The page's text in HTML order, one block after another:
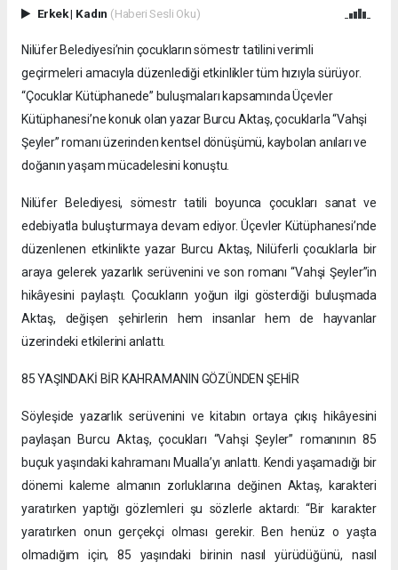
Erkek| Kadın (Haberi Sesli Oku)
Nilüfer Belediyesi’nin çocukların sömestr tatilini verimli
geçirmeleri amacıyla düzenlediği etkinlikler tüm hızıyla sürüyor.
“Çocuklar Kütüphanede” buluşmaları kapsamında Üçevler
Kütüphanesi’ne konuk olan yazar Burcu Aktaş, çocuklarla “Vahşi
Şeyler” romanı üzerinden kentsel dönüşümü, kaybolan anıları ve
doğanın yaşam mücadelesini konuştu.
Nilüfer Belediyesi, sömestr tatili boyunca çocukları sanat ve
edebiyatla buluşturmaya devam ediyor. Üçevler Kütüphanesi’nde
düzenlenen etkinlikte yazar Burcu Aktaş, Nilüferli çocuklarla bir
araya gelerek yazarlık serüvenini ve son romanı “Vahşi Şeyler”in
hikâyesini paylaştı. Çocukların yoğun ilgi gösterdiği buluşmada
Aktaş, değişen şehirlerin hem insanlar hem de hayvanlar
üzerindeki etkilerini anlattı.
85 YAŞINDAKİ BİR KAHRAMANIN GÖZÜNDEN ŞEHİR
Söyleşide yazarlık serüvenini ve kitabın ortaya çıkış hikâyesini
paylaşan Burcu Aktaş, çocukları “Vahşi Şeyler” romanının 85
buçuk yaşındaki kahramanı Mualla’yı anlattı. Kendi yaşamadığı bir
dönemi kaleme almanın zorluklarına değinen Aktaş, karakteri
yaratırken yaptığı gözlemleri şu sözlerle aktardı: “Bir karakter
yaratırken onun gerçekçi olması gerekir. Ben henüz o yaşta
olmadığım için, 85 yaşındaki birinin nasıl yürüdüğünü, nasıl